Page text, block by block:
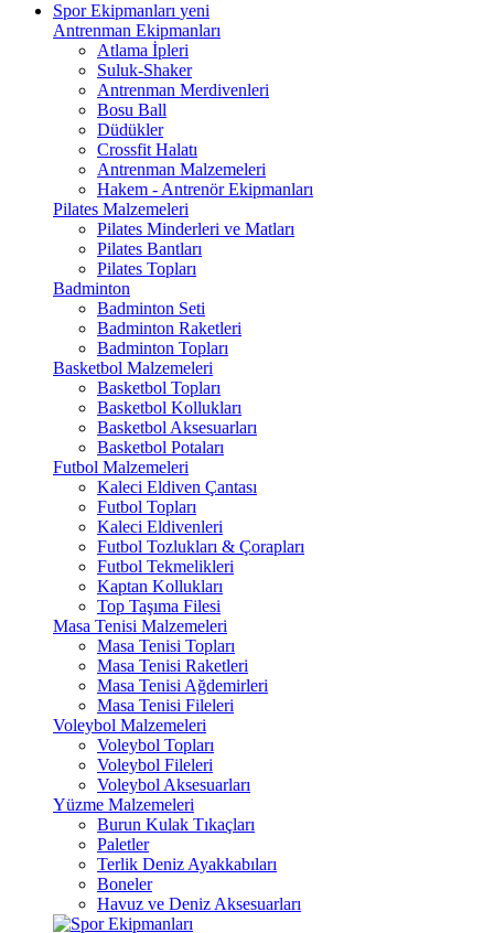
Spor Ekipmanları yeni
Antrenman Ekipmanları
Atlama İpleri
Suluk-Shaker
Antrenman Merdivenleri
Bosu Ball
Düdükler
Crossfit Halatı
Antrenman Malzemeleri
Hakem - Antrenör Ekipmanları
Pilates Malzemeleri
Pilates Minderleri ve Matları
Pilates Bantları
Pilates Topları
Badminton
Badminton Seti
Badminton Raketleri
Badminton Topları
Basketbol Malzemeleri
Basketbol Topları
Basketbol Kollukları
Basketbol Aksesuarları
Basketbol Potaları
Futbol Malzemeleri
Kaleci Eldiven Çantası
Futbol Topları
Kaleci Eldivenleri
Futbol Tozlukları & Çorapları
Futbol Tekmelikleri
Kaptan Kollukları
Top Taşıma Filesi
Masa Tenisi Malzemeleri
Masa Tenisi Topları
Masa Tenisi Raketleri
Masa Tenisi Ağdemirleri
Masa Tenisi Fileleri
Voleybol Malzemeleri
Voleybol Topları
Voleybol Fileleri
Voleybol Aksesuarları
Yüzme Malzemeleri
Burun Kulak Tıkaçları
Paletler
Terlik Deniz Ayakkabıları
Boneler
Havuz ve Deniz Aksesuarları